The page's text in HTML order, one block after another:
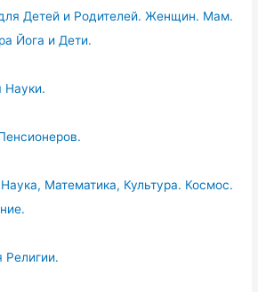
Детей и Родителей. Женщин. Мам.
Йога и Дети.
Науки.
Математика, Культура. Космос.
Религии.